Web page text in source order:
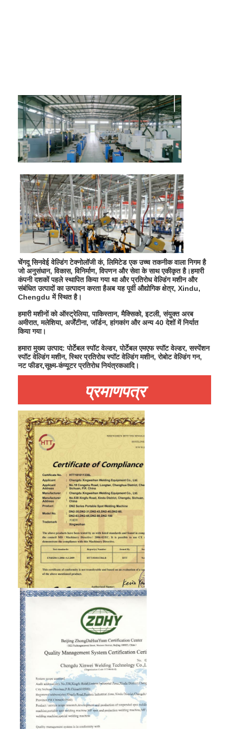
सीम वेल्डिंग मशीन
रोबोट स्पॉट वेल्डिंग बंदूक
प्रसार वेल्डिंग मशीन
लेजर वेल्डर मशीन
स्टड वेल्डिंग मशीन
किकलेस केबल्स
नट फीडर मशीन
स्पॉट वेल्डिंग कॉपर इलेक्ट्रोड
औद्योगिक स्प्रिंग बैलेंसर
कार डेंट खींचने वाला
कैपेसिटर डिस्चार्ज स्पॉट वेल्डिंग मशीन
चेंगदू सिनवेई वेल्डिंग टेक्नोलॉजी कं, लिमिटेड एक उच्च तकनीक वाला निगम है
जो अनुसंधान, विकास, विनिर्माण, विपणन और सेवा के साथ एकीकृत है।हमारी
कंपनी दशकों पहले स्थापित किया गया था और प्रतिरोध वेल्डिंग मशीन और
संबंधित उत्पादों का उत्पादन करता हैअब यह पूर्वी औद्योगिक क्षेत्र, Xindu,
Chengdu में स्थित है।
हमारी मशीनों को ऑस्ट्रेलिया, पाकिस्तान, मैक्सिको, इटली, संयुक्त अरब
अमीरात, मलेशिया, अर्जेंटीना, जॉर्डन, हांगकांग और अन्य 40 देशों में निर्यात
किया गया।
हमारा मुख्य उत्पाद: पोर्टेबल स्पॉट वेल्डर, पोर्टेबल एमएफ स्पॉट वेल्डर, सस्पेंशन
स्पॉट वेल्डिंग मशीन, स्थिर प्रतिरोध स्पॉट वेल्डिंग मशीन, रोबोट वेल्डिंग गन,
नट फीडर,सूक्ष्म-कंप्यूटर प्रतिरोध नियंत्रकआदि।
प्रमाणपत्र